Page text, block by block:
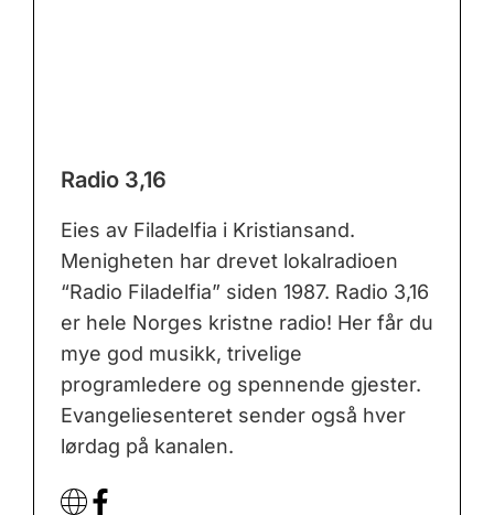
Radio 3,16
Eies av Filadelfia i Kristiansand.
Menigheten har drevet lokalradioen
“Radio Filadelfia” siden 1987. Radio 3,16
er hele Norges kristne radio! Her får du
mye god musikk, trivelige
programledere og spennende gjester.
Evangeliesenteret sender også hver
lørdag på kanalen.